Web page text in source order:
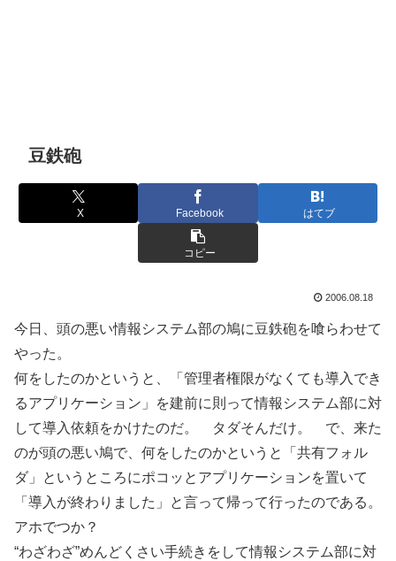
豆鉄砲
X Facebook はてブ
コピー
2006.08.18
今日、頭の悪い情報システム部の鳩に豆鉄砲を喰らわせて
やった。
何をしたのかというと、「管理者権限がなくても導入でき
るアプリケーション」を建前に則って情報システム部に対
して導入依頼をかけたのだ。 タダそんだけ。 で、来た
のが頭の悪い鳩で、何をしたのかというと「共有フォル
ダ」というところにポコッとアプリケーションを置いて
「導入が終わりました」と言って帰って行ったのである。
アホでつか？
“わざわざ”めんどくさい手続きをして情報システム部に対